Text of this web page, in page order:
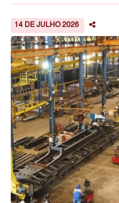
14 DE JULHO 2026